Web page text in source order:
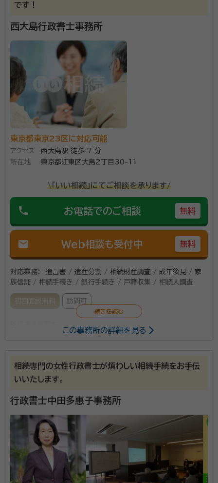
経歴：
相続業務歴15年
相続業務歴20年
事務所口コミ（抜粋）：
account_circle 満足度 5.0
ご利用時期：2026/5
面談の感想
共働きのため、日曜日に自宅まで来ていただき、助かりました。説明もわ
かりやすく、費用も明確だったのでそのままお願いすることにいたしまし
契約後の感想
依頼後の質問や要望にも素早く対応していただけ、何度でも回答してく
ださること。
横浜市の相続・遺言に関するご相談ならソワレ司法書士法人へ。
産・不動産の相続・相続放棄・終活にお悩みの方はお気軽にご相
談ください。 相続の相談実績年間約1,000件。豊富な相談実績
で安心してお任せいただけます。 横浜での相続に精通したプロ
チームが、相続法務から税務にいたるまでお客様をフルサポート
します。 面談は土日やオンライン、ご自宅への出張面談も可能で
す。お気軽にご相談ください。
神奈川県司法書士会・神奈川県行政書士会
です！
西大島行政書士事務所
東京都東京23区に対応可能
アクセス
西大島駅 徒歩 7 分
所在地
東京都江東区大島2丁目30-11
\「いい相続」にてご相談を承ります/
phone お電話でのご相談 無料
mail Web相談も受付中 無料
対応業務：
遺言書 / 遺産分割 / 相続財産調査 / 成年後見 / 家
族信託 / 相続手続き / 銀行手続き / 戸籍収集 / 相続人調査
初回面談無料 訪問可
遺言書をどうやって作成するのか、よく分からない。遺
産相続が起きたが、誰に相談すればいいか分からない。
こんな遺言書作成、遺産相続等でのお悩みについて、ど
お気軽にお問い合わせください。
行政書士
所属団体：東京都行政書士会
この事務所の詳細を見る
相続専門の女性行政書士が煩わしい相続手続をお手伝
いいたします。
行政書士中田多惠子事務所